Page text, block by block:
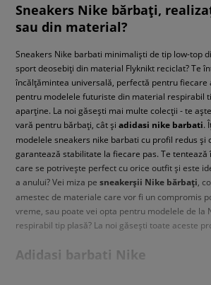
Sneakers Nike bărbați,
sau din material?
Sneakers Nike barbati minimaliști de tip low-top
sport deosebiți din material Flyknikt reciclat? Te
încălțămintea universală, perfectă pentru fiecare
pentru modelele futuriste din material respirabil
aparține. La noi găsești mai multe colecții - te
vară pentru bărbați, cât și adidasi nike barbati.
modelele sneakers nike barbati cu profil redus și
garantează stabilitate la fiecare pas. Te
care se potrivește perfect cu orice outfit și este
a anului? Vei miza pe sneakerșii Nike bărbați ,
amestec de materiale care vor fi un compromis
vreme, sau poate vei opta pentru modelele de la
respirabil tip plasă? La noi găsești toate aceste
Adidasi barbati Nike
Te tentează colecțiile cunoscute care se inspiră